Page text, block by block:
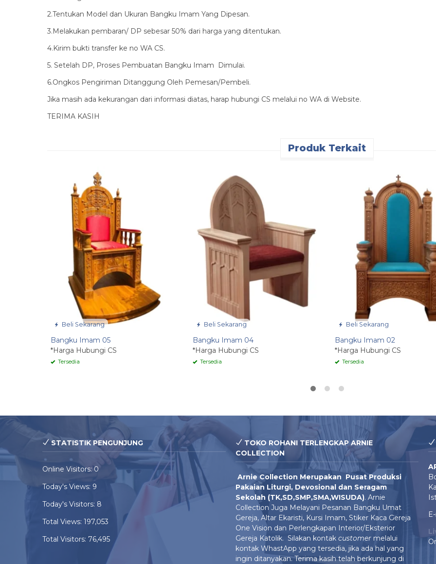
2.Tentukan Model dan Ukuran Bangku Imam Yang Dipesan.
3.Melakukan pembaran/ DP sebesar 50% dari harga yang ditentukan.
4.Kirim bukti transfer ke no WA CS.
5. Setelah DP, Proses Pembuatan Bangku Imam Dimulai.
6.Ongkos Pengiriman Ditanggung Oleh Pemesan/Pembeli.
Jika masih ada kekurangan dari informasi diatas, harap hubungi CS melalui no WA di Website.
TERIMA KASIH
Produk Terkait
Beli Sekarang
Bangku Imam 05
*Harga Hubungi CS
Tersedia
Beli Sekarang
Bangku Imam 04
*Harga Hubungi CS
Tersedia
Beli Sekarang
Bangku Imam 02
*Harga Hubungi CS
Tersedia
STATISTIK PENGUNJUNG
Online Visitors:0
Today's Views: 9
Today's Visitors: 8
Total Views: 197,053
Total Visitors: 76,495
TOKO ROHANI TERLENGKAP ARNIE
COLLECTION
Arnie Collection Merupakan Pusat Produksi
Pakaian Liturgi, Devosional dan Seragam
Sekolah (TK,SD,SMP,SMA,WISUDA). Arnie
Collection Juga Melayani Pesanan Bangku Umat
Gereja, Altar Ekaristi, Kursi Imam, Stiker Kaca Gereja
One Vision dan Perlengkapan Interior/Eksterior
Gereja Katolik. Silakan kontak customermelalui
kontak WhastApp yang tersedia, jika ada hal yang
ingin ditanyakan. Terima kasih telah berkunjung di